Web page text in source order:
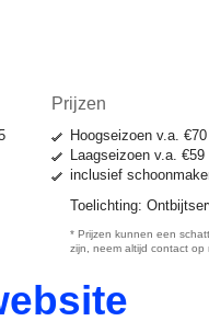
Prijzen
Hoogseizoen v.a. €70
Laagseizoen v.a. €59
inclusief
Toelichting:
* Prijzen kunnen een
zijn, neem altijd contact op